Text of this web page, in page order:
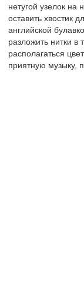
нетугой узелок на
оставить хвостик
английской
разложить нитки в
располагаться
приятную музыку,